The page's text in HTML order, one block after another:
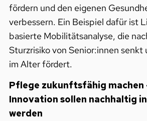
fördern und den eigenen
verbessern. Ein Beispiel dafür ist
basierte Mobilitätsanalyse, die
Sturzrisiko von Senior:innen
im Alter fördert.
Pflege zukunftsfähig machen
Innovation sollen nachhaltig
werden